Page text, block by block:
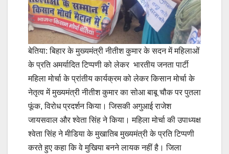
बेतिया: बिहार के मुख्यमंत्री नीतीश कुमार के सदन में महिलाओं
के प्रति अमर्यादित टिप्पणी को लेकर भारतीय जनता पार्टी
महिला मोर्चा के प्रांतीय कार्यक्रम को लेकर किसान मोर्चा के
नेतृत्व में मुख्यमंत्री नीतीश कुमार का सोआ बाबू चौक पर पुतला
फूंक, विरोध प्रदर्शन किया। जिसकी अगुआई राजेश
जायसवाल और श्वेता सिंह ने किया। महिला मोर्चा की उपाध्यक्ष
श्वेता सिंह ने मीडिया के मुखातिब मुख्यमंत्री के प्रति टिप्पणी
करते हुए कहा कि वे मुखिया बनने लायक नहीं है। जिला